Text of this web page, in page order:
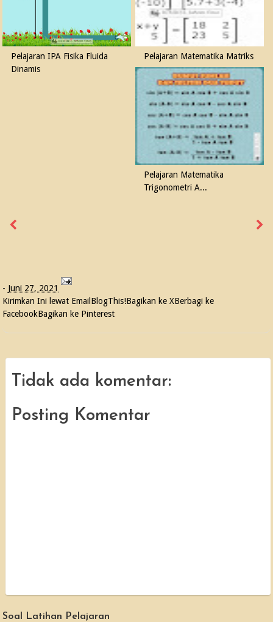
Pelajaran IPA Fisika Fluida
Dinamis
Pelajaran Matematika Matriks
Pelajaran Matematika
Trigonometri A...
- Juni 27, 2021
Kirimkan Ini lewat Email BlogThis!Bagikan ke XBerbagi ke
FacebookBagikan ke Pinterest
Tidak ada komentar:
Posting Komentar
Soal Latihan Pelajaran